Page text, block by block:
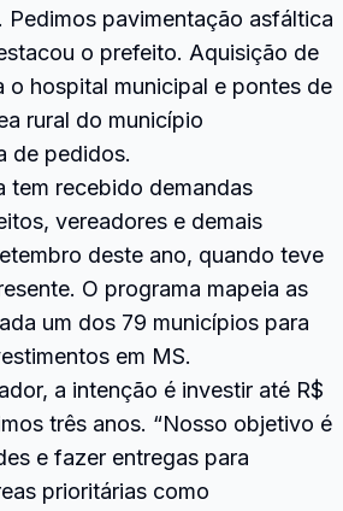
Pedimos pavimentação asfáltica
o prefeito. Aquisição de
o hospital municipal e pontes de
rural do município
de pedidos.
tem recebido demandas
vereadores e demais
deste ano, quando teve
O programa mapeia as
um dos 79 municípios para
em MS.
a intenção é investir até R$
três anos. “Nosso objetivo é
e fazer entregas para
prioritárias como